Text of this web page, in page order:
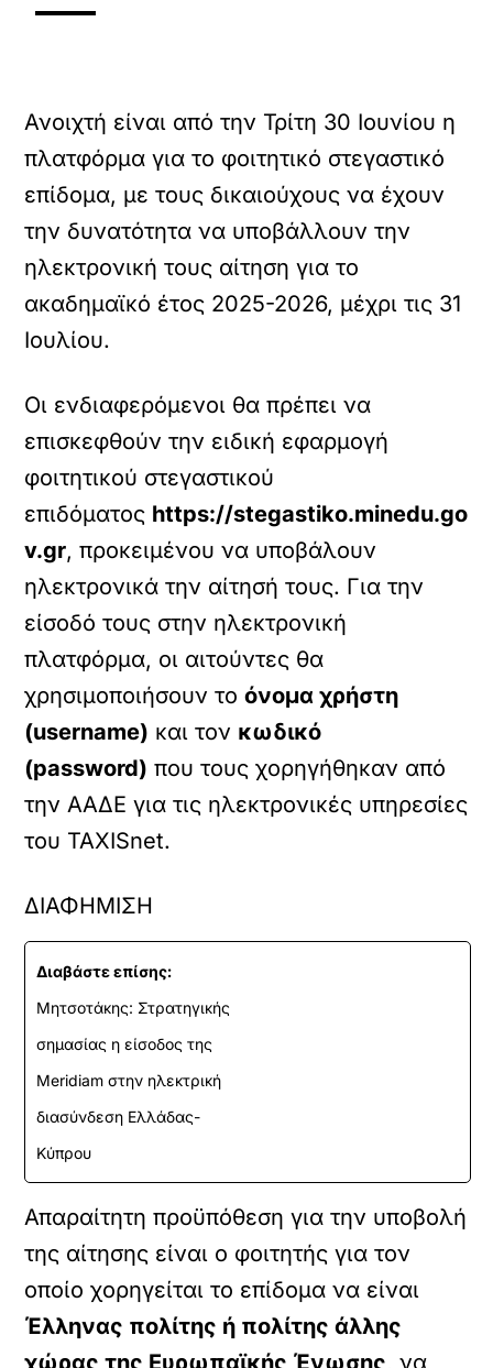
Ανοιχτή είναι από την Τρίτη 30 Ιουνίου η
πλατφόρμα για το φοιτητικό στεγαστικό
επίδομα, με τους δικαιούχους να έχουν
την δυνατότητα να υποβάλλουν την
ηλεκτρονική τους αίτηση για το
ακαδημαϊκό έτος 2025-2026, μέχρι τις 31
Ιουλίου.
Οι ενδιαφερόμενοι θα πρέπει να
επισκεφθούν την ειδική εφαρμογή
φοιτητικού στεγαστικού
επιδόματος https://stegastiko.minedu.go
v.gr, προκειμένου να υποβάλουν
ηλεκτρονικά την αίτησή τους. Για την
είσοδό τους στην ηλεκτρονική
πλατφόρμα, οι αιτούντες θα
χρησιμοποιήσουν τοόνομα χρήστη
(username) και τον κωδικό
(password) που τους χορηγήθηκαν από
την ΑΑΔΕ για τις ηλεκτρονικές υπηρεσίες
του TAXISnet.
ΔΙΑΦΗΜΙΣΗ
Διαβάστε επίσης:
Μητσοτάκης: Στρατηγικής
σημασίας η είσοδος της
Meridiam στην ηλεκτρική
διασύνδεση Ελλάδας-
Κύπρου
Απαραίτητη προϋπόθεση για την υποβολή
της αίτησης είναι ο φοιτητής για τον
οποίο χορηγείται το επίδομα να είναι
Έλληνας πολίτης ή πολίτης άλλης
χώρας της Ευρωπαϊκής Ένωσης, να